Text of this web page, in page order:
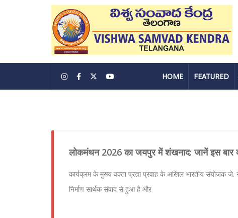
HOME FEATURED
लोकमंथन 2026 का जयपुर में शंखनाद: जानें इस बार
कार्यक्रम के मुख्य वक्ता प्रज्ञा प्रवाह के अखिल भारतीय संयोजक जे.
निर्माण सार्थक संवाद से हुआ है और